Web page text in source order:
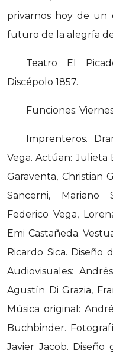
privarnos hoy de un
futuro de la alegría
Teatro El
Discépolo 1857.
Funciones:
Imprenteros.
Vega. Actúan: Julieta
Garaventa, Christian
Sancerni, Mariano
Federico Vega,
Emi Castañeda.
Ricardo Sica. Diseño
Audiovisuales:
Agustín Di Grazia,
Música original:
Buchbinder.
Javier Jacob. Diseño